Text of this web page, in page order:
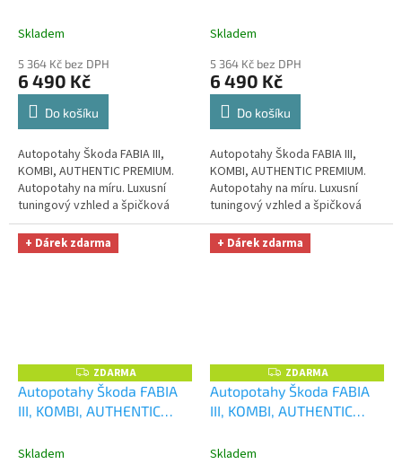
OPTIMÁL utěrka na auto i
zdarma v hodnotě 329,-Kč
Skladem
5 364 Kč bez DPH
6 490 Kč
Do košíku
Autopotahy Škoda FABIA III,
KOMBI, AUTHENTIC PREMIUM.
Autopotahy na míru. Luxusní
tuningový vzhled a špičková
ochrana čalounění. Profesionální
čalounické zpracování....
OPTIMÁL utěrka na auto i
zdarma v hodnotě 329,-Kč
Skladem
5 364 Kč bez DPH
6 490 Kč
Do košíku
Autopotahy Škoda FABIA III,
KOMBI, AUTHENTIC PREMIUM.
Autopotahy na míru. Luxusní
tuningový vzhled a špičková
ochrana čalounění. Profesionální
čalounické zpracování....
+ Dárek zdarma
Z
D
A
R
ZDARMA
Autopotahy Škoda FABIA
III, KOMBI, AUTHENTIC
OPTIMÁL utěrka na auto i
Skladem
+ Dárek zdarma
Z
D
A
R
ZDARMA
Autopotahy Škoda FABIA
III, KOMBI, AUTHENTIC
OPTIMÁL utěrka na auto i
Skladem